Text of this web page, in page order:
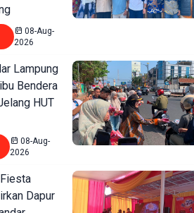
08-Aug-
2026
Lampung
Bendera
HUT
08-Aug-
2026
Dapur